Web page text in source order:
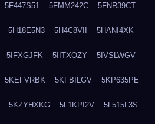
5F447S51 5FMM242C 5FNR39CT
5H18E5N3 5H4C8VII 5HANI4XK
5IFXGJFK 5IITXOZY 5IVSLWGV
5KEFVRBK 5KFBILGV 5KP635PE
5KZYHXKG 5L1KPI2V 5L515L3S